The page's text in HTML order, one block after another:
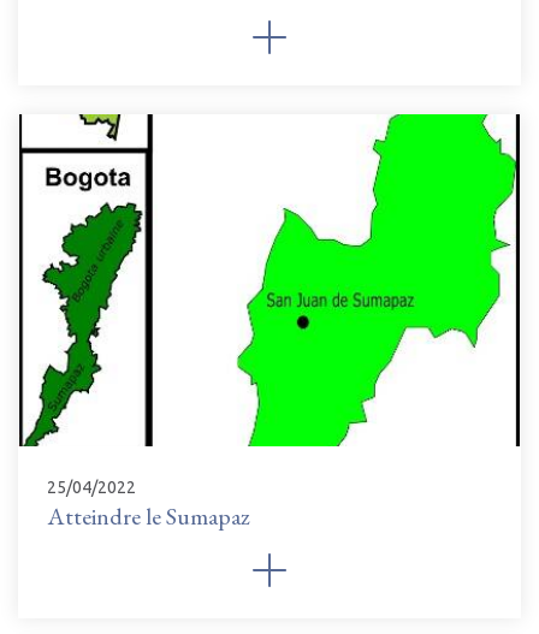
25/04/2022
Atteindre le Sumapaz